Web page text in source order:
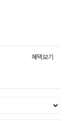
혜택보기